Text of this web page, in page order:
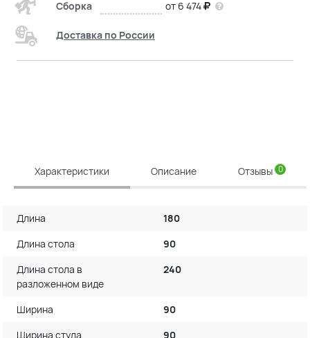
Сборка от 6 474
Доставка по России
Характеристики Описание Отзывы 0
Длина
180
Длина стола
90
Длина стола в
разложенном виде
240
Ширина
90
Ширина стула
90